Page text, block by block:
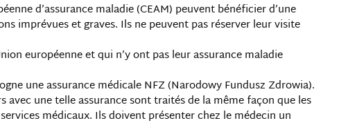
d’assurance maladie (CEAM) peuvent bénéficier d’une
imprévues et graves. Ils ne peuvent pas réserver leur visite
européenne et qui n’y ont pas leur assurance maladie
une assurance médicale NFZ (Narodowy Fundusz Zdrowia).
avec une telle assurance sont traités de la même façon que les
médicaux. Ils doivent présenter chez le médecin un